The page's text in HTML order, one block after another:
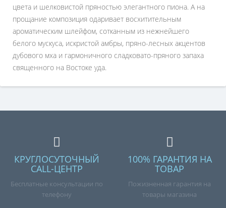
цвета и шелковистой пряностью элегантного пиона. А на
прощание композиция одаривает восхитительным
ароматическим шлейфом, сотканным из нежнейшего
белого мускуса, искристой амбры, пряно-лесных акцентов
дубового мха и гармоничного сладковато-пряного запаха
священного на Востоке уда.
КРУГЛОСУТОЧНЫЙ
CALL-ЦЕНТР
Бесплатные консультации по
телефону
100% ГАРАНТИЯ НА
ТОВАР
Пожизненная гарантия на
товары магазина